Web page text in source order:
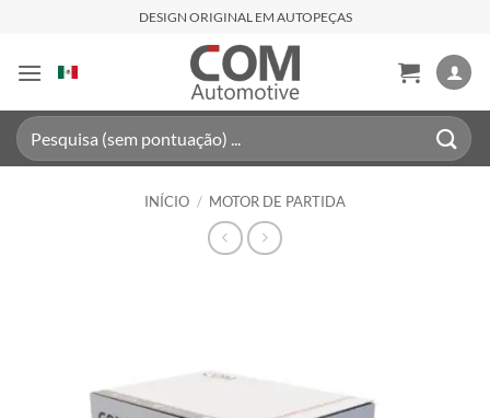
content
DESIGN ORIGINAL EM AUTOPEÇAS
Pesquisar
por:
INÍCIO / MOTOR DE PARTIDA